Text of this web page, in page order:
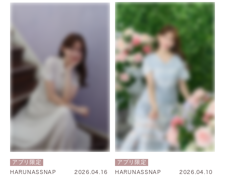
アプリ限定
HARUNASSNAP 2026.04.16
アプリ限定
HARUNASSNAP 2026.04.10